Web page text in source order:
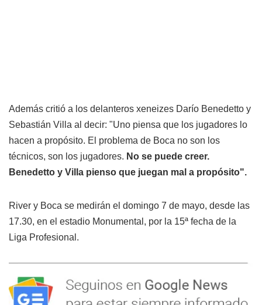
Además critió a los delanteros xeneizes Darío Benedetto y
Sebastián Villa al decir: "Uno piensa que los jugadores lo
hacen a propósito. El problema de Boca no son los
técnicos, son los jugadores. No se puede creer.
Benedetto y Villa pienso que juegan mal a propósito".
River y Boca se medirán el domingo 7 de mayo, desde las
17.30, en el estadio Monumental, por la 15ª fecha de la
Liga Profesional.